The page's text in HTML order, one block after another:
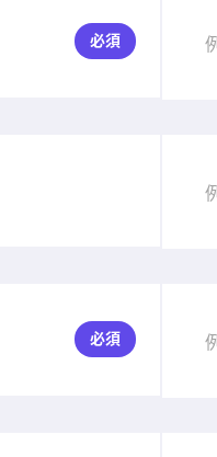
必須
必須